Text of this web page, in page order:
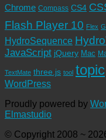
Chrome Compass CS4
Flash Player 10 Flex
HydroSequence
JavaScript jQuery Mac
TextMate three.js tool topic
WordPress
Proudly powered by
Elmastudio
© Copyright 2008 ~